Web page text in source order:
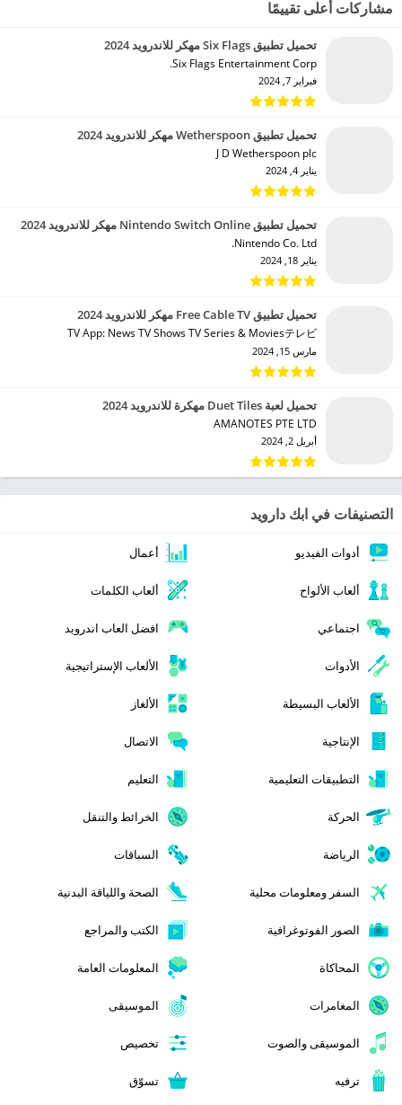
مشاركات أعلى تقييمًا
تحميل تطبيق Six Flags مهكر للاندرويد 2024
Six Flags Entertainment Corp.‏
فبراير 7, 2024
تحميل تطبيق Wetherspoon مهكر للاندرويد 2024
J D Wetherspoon plc‏
يناير 4, 2024
تحميل تطبيق Nintendo Switch Online مهكر للاندرويد 2024
Nintendo Co. Ltd.‏
يناير 18, 2024
تحميل تطبيق Free Cable TV مهكر للاندرويد 2024
TV App: News TV Shows TV Series & Moviesテレビ‏
مارس 15, 2024
تحميل لعبة Duet Tiles مهكرة للاندرويد 2024
AMANOTES PTE LTD‏
أبريل 2, 2024
التصنيفات في ابك دارويد
أدوات الفيديو أعمال
ألعاب الألواح ألعاب الكلمات
اجتماعي افضل العاب اندرويد
الأدوات الألعاب الإستراتيجية
الألعاب البسيطة الألغاز
الإنتاجية الاتصال
التطبيقات التعليمية التعليم
الحركة الخرائط والتنقل
الرياضة السباقات
السفر ومعلومات محلية الصحة واللياقة البدنية
الصور الفوتوغرافية الكتب والمراجع
المحاكاة المعلومات العامة
المغامرات الموسيقى
الموسيقى والصوت تخصيص
ترفيه تسوّق